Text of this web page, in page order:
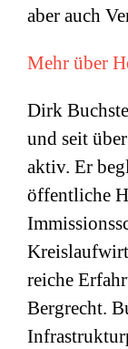
aber auch
Mehr über
Dirk
und seit
aktiv. Er
öffentliche
reiche
Bergrecht.